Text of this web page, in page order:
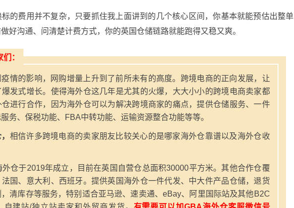
的费用并不复杂，只要抓住我上面讲到的几个核心区间，你基本就能预估出整单
好沟通、问清楚计费方式，你的英国仓储链路就能跑得又稳又爽。
：
情的影响，网购增量上升到了前所未有的高度。跨境电商的正向发展，让
发式增长。使得海外仓这几年是尤其的火爆，大大小小的跨境电商卖家都
进行合作，因为海外仓可以为解决跨境商家的痛点，提供仓储服务、一件
务、保税功能、FBA中转功能、运输资源整合功能等等。
相信许多跨境电商的卖家朋友比较关心的是哪家海外仓靠谱以及海外仓收
外仓于2019年成立，目前在英国自营仓总面积30000平方米。其他合作仓覆
国、意大利、西班牙。提供英国海外仓一件代发、中大件产品仓储，退货
清库存等服务，特别适合亚马逊、速卖通、eBay、阿里国际站及其他B2C